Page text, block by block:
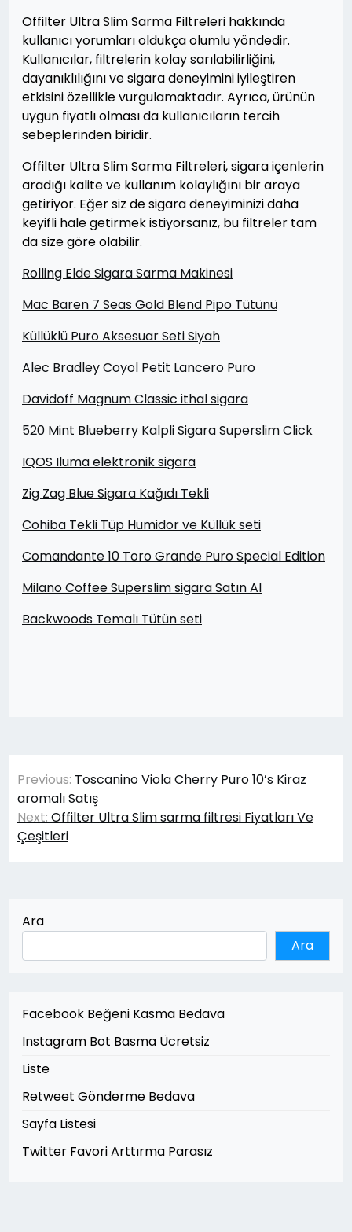
Offilter Ultra Slim Sarma Filtreleri hakkında
kullanıcı yorumları oldukça olumlu yöndedir.
Kullanıcılar, filtrelerin kolay sarılabilirliğini,
dayanıklılığını ve sigara deneyimini iyileştiren
etkisini özellikle vurgulamaktadır. Ayrıca, ürünün
uygun fiyatlı olması da kullanıcıların tercih
sebeplerinden biridir.
Offilter Ultra Slim Sarma Filtreleri, sigara içenlerin
aradığı kalite ve kullanım kolaylığını bir araya
getiriyor. Eğer siz de sigara deneyiminizi daha
keyifli hale getirmek istiyorsanız, bu filtreler tam
da size göre olabilir.
Rolling Elde Sigara Sarma Makinesi
Mac Baren 7 Seas Gold Blend Pipo Tütünü
Küllüklü Puro Aksesuar Seti Siyah
Alec Bradley Coyol Petit Lancero Puro
Davidoff Magnum Classic ithal sigara
520 Mint Blueberry Kalpli Sigara Superslim Click
IQOS Iluma elektronik sigara
Zig Zag Blue Sigara Kağıdı Tekli
Cohiba Tekli Tüp Humidor ve Küllük seti
Comandante 10 Toro Grande Puro Special Edition
Milano Coffee Superslim sigara Satın Al
Backwoods Temalı Tütün seti
Yazı
gezinmesi
Previous: Toscanino Viola Cherry Puro 10’s Kiraz
aromalı Satış
Next: Offilter Ultra Slim sarma filtresi Fiyatları Ve
Çeşitleri
Ara
Ara
Facebook Beğeni Kasma Bedava
Instagram Bot Basma Ücretsiz
Liste
Retweet Gönderme Bedava
Sayfa Listesi
Twitter Favori Arttırma Parasız